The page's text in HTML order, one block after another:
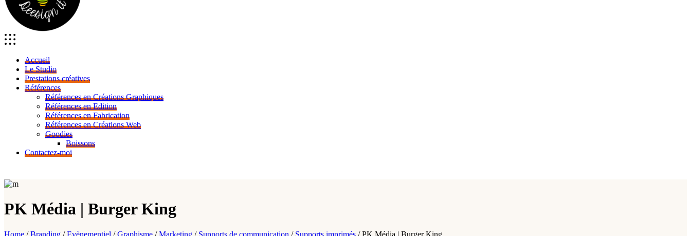
Accueil
Le Studio
Prestations créatives
Références
Références en Créations Graphiques
Références en Edition
Références en Fabrication
Références en Créations Web
Goodies
Boissons
Contactez-moi
PK Média | Burger King
Home /Branding /Evènementiel /Graphisme /Marketing / Supports de communication / Supports imprimés /PK Média | Burger King